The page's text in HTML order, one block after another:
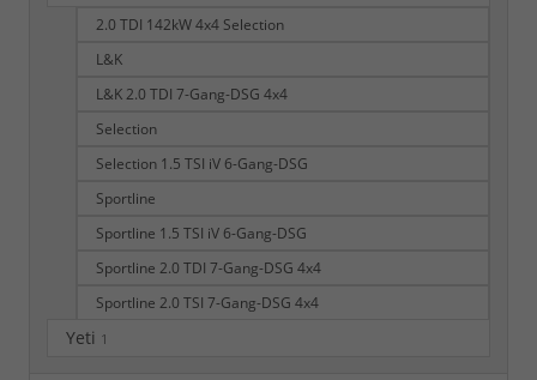
2.0 TDI 142kW 4x4 Selection
L&K
L&K 2.0 TDI 7-Gang-DSG 4x4
Selection
Selection 1.5 TSI iV 6-Gang-DSG
Sportline
Sportline 1.5 TSI iV 6-Gang-DSG
Sportline 2.0 TDI 7-Gang-DSG 4x4
Sportline 2.0 TSI 7-Gang-DSG 4x4
Yeti 1